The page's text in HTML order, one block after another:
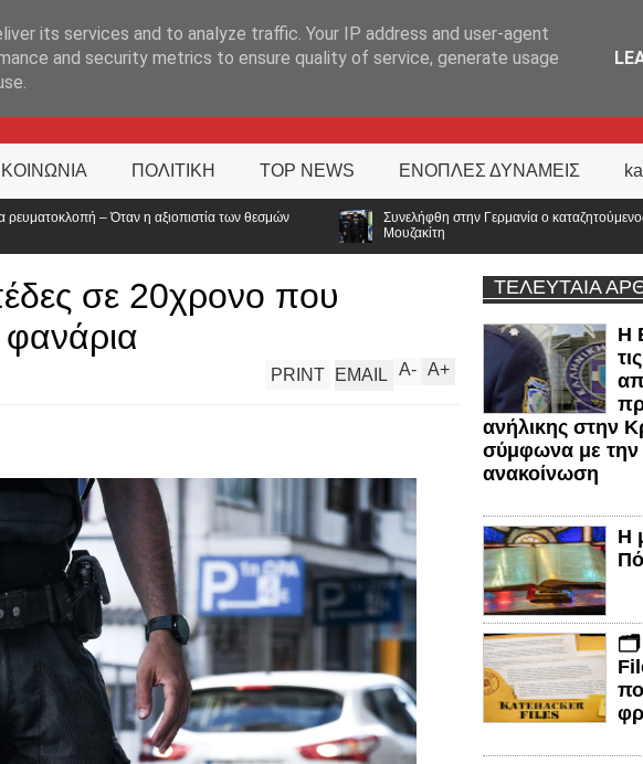
ΚΟΙΝΩΝΙΑ ΠΟΛΙΤΙΚΗ TOP NEWS ΕΝΟΠΛΕΣ ΔΥΝΑΜΕΙΣ
των θεσμών
Συνελήφθη στην Γερμανία ο καταζητούμενος για τις δολοφονίες
σε 20χρονο που
A+
A-
PRINT EMAIL
ΤΕΛΕΥΤΑΙΑ
Η
ανήλικης στην
σύμφωνα με την
ανακοίνωση
Η
🗂️
its services and to analyze traffic. Your IP address and user-agent
and security metrics to ensure quality of service, generate usage